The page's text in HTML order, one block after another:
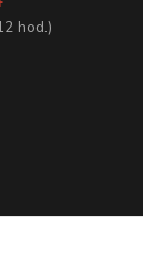
hod.)